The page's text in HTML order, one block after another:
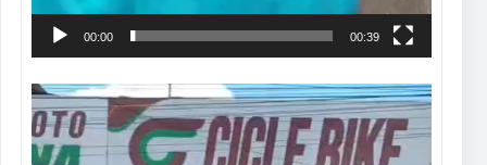
00:00 00:39
Tocador
de
vídeo